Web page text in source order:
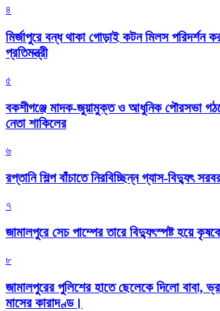
৪
মির্জাপুরে বন্ধ থাকা গোড়াই কটন মিলস পরিদর্শন
প্রতিমন্ত্রী
৫
বকশীগঞ্জে মাদক-জুয়ামুক্ত ও আধুনিক পৌরসভা
নেতা শাকিলের
৬
রপ্তানি শিল্প বাঁচাতে নিরবিচ্ছিন্ন গ্যাস-বিদ্যুৎ
৭
জামালপুরে সেচ পাম্পের তারে বিদ্যুৎস্পষ্ট হয়ে
৮
জামালপুরের পুলিশের হাতে ছেলেকে দিলো বাবা,
মাসের কারাদণ্ড।